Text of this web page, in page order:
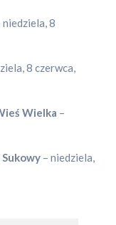
niedziela, 8
8 czerwca,
Wielka –
Sukowy – niedziela,